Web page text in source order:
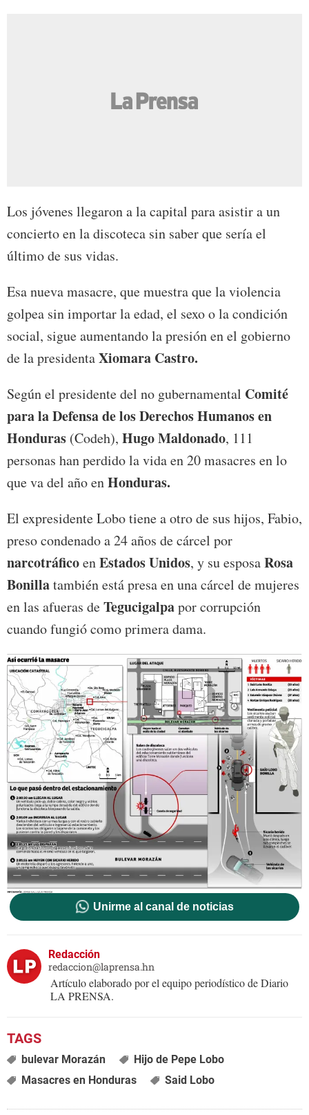
Los jóvenes llegaron a la capital para asistir a un
concierto en la discoteca sin saber que sería el
último de sus vidas.
Esa nueva masacre, que muestra que la violencia
golpea sin importar la edad, el sexo o la condición
social, sigue aumentando la presión en el gobierno
de la presidentaXiomara Castro.
Según el presidente del no gubernamental Comité
para la Defensa de los Derechos Humanos en
Honduras (Codeh), Hugo Maldonado, 111
personas han perdido la vida en 20 masacres en lo
que va del año enHonduras.
El expresidente Lobo tiene a otro de sus hijos, Fabio,
preso condenado a 24 años de cárcel por
narcotráficoenEstados Unidos, y su esposaRosa
Bonillatambién está presa en una cárcel de mujeres
en las afueras deTegucigalpapor corrupción
cuando fungió como primera dama.
Unirme al canal de noticias
Redacción
redaccion@laprensa.hn
Artículo elaborado por el equipo periodístico de Diario
LA PRENSA.
bulevar Morazán
Hijo de Pepe Lobo
Masacres en Honduras
Said Lobo